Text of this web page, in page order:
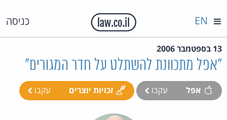
כניסה EN
13 בספטמבר 2006
"אפל מתכוונת להשתלט על חדר המגורים"
אפל עקבו זכויות יוצרים עקבו